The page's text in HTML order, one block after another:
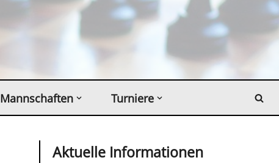
Mannschaften Turniere
Aktuelle Informationen